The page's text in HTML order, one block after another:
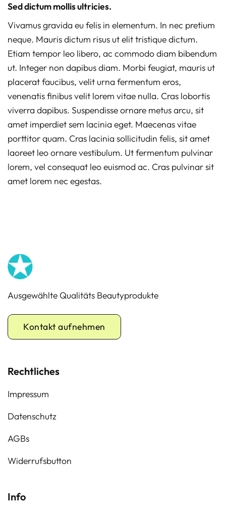
Sed dictum mollis ultricies.
Vivamus gravida eu felis in elementum. In nec pretium
neque. Mauris dictum risus ut elit tristique dictum.
Etiam tempor leo libero, ac commodo diam bibendum
ut. Integer non dapibus diam. Morbi feugiat, mauris ut
placerat faucibus, velit urna fermentum eros,
venenatis finibus velit lorem vitae nulla. Cras lobortis
viverra dapibus. Suspendisse ornare metus arcu, sit
amet imperdiet sem lacinia eget. Maecenas vitae
porttitor quam. Cras lacinia sollicitudin felis, sit amet
laoreet leo ornare vestibulum. Ut fermentum pulvinar
lorem, vel consequat leo euismod ac. Cras pulvinar sit
amet lorem nec egestas.
Ausgewählte Qualitäts Beautyprodukte
Kontakt aufnehmen
Rechtliches
Impressum
Datenschutz
AGBs
Widerrufsbutton
Info